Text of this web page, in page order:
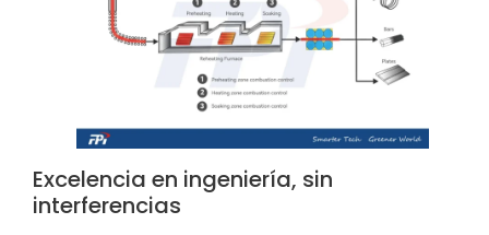
Excelencia en ingeniería, sin
interferencias